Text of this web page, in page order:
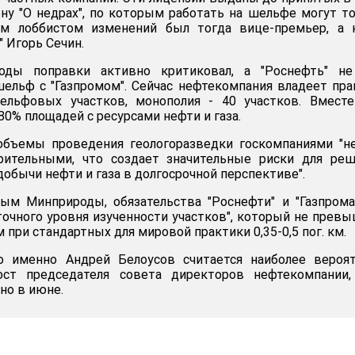
"О недрах", по которым работать на шельфе могут
лоббистом изменений был тогда вице-премьер, а
Игорь Сечин.
поправки активно критиковал, а "Роснефть"
с "Газпромом". Сейчас нефтекомпания владеет
участков, монополия - 40 участков.
площадей с ресурсами нефти и газа.
проведения геологоразведки госкомпаниями
что создает значительные риски для
нефти и газа в долгосрочной перспективе".
Минприроды, обязательства "Роснефти" и
уровня изученности участков", который не
при стандартных для мировой практики 0,35-0,5 пог. км.
именно Андрей Белоусов считается наиболее
председателя совета директоров
в июне.